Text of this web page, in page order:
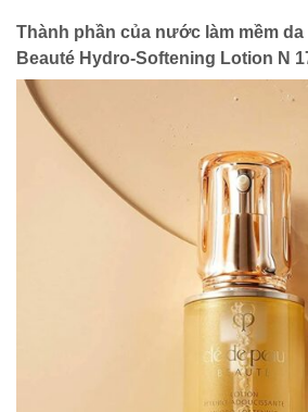
Thành phần của nước làm mềm da
Beauté Hydro-Softening Lotion N